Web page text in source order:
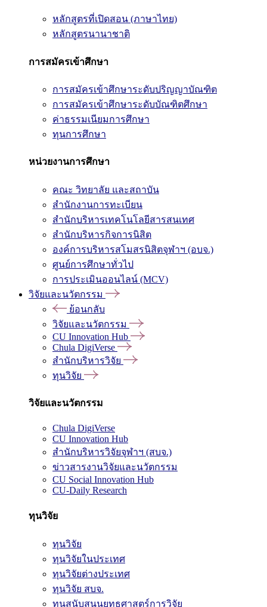
หลักสูตรที่เปิดสอน (ภาษาไทย)
หลักสูตรนานาชาติ
การสมัครเข้าศึกษา
การสมัครเข้าศึกษาระดับปริญญาบัณฑิต
การสมัครเข้าศึกษาระดับบัณฑิตศึกษา
ค่าธรรมเนียมการศึกษา
ทุนการศึกษา
หน่วยงานการศึกษา
คณะ วิทยาลัย และสถาบัน
สำนักงานการทะเบียน
สำนักบริหารเทคโนโลยีสารสนเทศ
สำนักบริหารกิจการนิสิต
องค์การบริหารสโมสรนิสิตจุฬาฯ (อบจ.)
ศูนย์การศึกษาทั่วไป
การประเมินออนไลน์ (MCV)
วิจัยและนวัตกรรม
ย้อนกลับ
วิจัยและนวัตกรรม
CU Innovation Hub
Chula DigiVerse
สำนักบริหารวิจัย
ทุนวิจัย
วิจัยและนวัตกรรม
Chula DigiVerse
CU Innovation Hub
สำนักบริหารวิจัยจุฬาฯ (สบจ.)
ข่าวสารงานวิจัยและนวัตกรรม
CU Social Innovation Hub
CU-Daily Research
ทุนวิจัย
ทุนวิจัย
ทุนวิจัยในประเทศ
ทุนวิจัยต่างประเทศ
ทุนวิจัย สบจ.
ทุนสนับสนุนยุทธศาสตร์การวิจัย